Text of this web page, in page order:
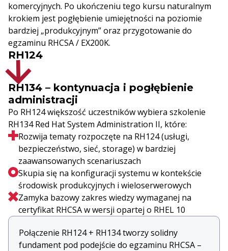
komercyjnych. Po ukończeniu tego kursu naturalnym
krokiem jest pogłębienie umiejętności na poziomie
bardziej „produkcyjnym” oraz przygotowanie do
egzaminu RHCSA / EX200K.
RH124
RH134 – kontynuacja i pogłębienie
administracji
Po RH124 większość uczestników wybiera szkolenie
RH134 Red Hat System Administration II, które:
Rozwija tematy rozpoczęte na RH124 (usługi,
bezpieczeństwo, sieć, storage) w bardziej
zaawansowanych scenariuszach
Skupia się na konfiguracji systemu w kontekście
środowisk produkcyjnych i wieloserwerowych
Zamyka bazowy zakres wiedzy wymaganej na
certyfikat RHCSA w wersji opartej o RHEL 10
Połączenie RH124 + RH134 tworzy solidny
fundament pod podejście do egzaminu RHCSA –